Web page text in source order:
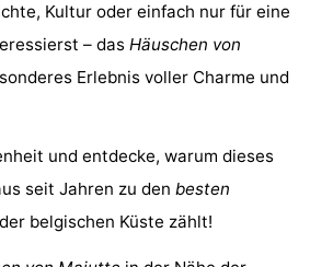
Kultur oder einfach nur für eine
– das Häuschen von
Erlebnis voller Charme und
und entdecke, warum dieses
seit Jahren zu den besten
der belgischen Küste zählt!